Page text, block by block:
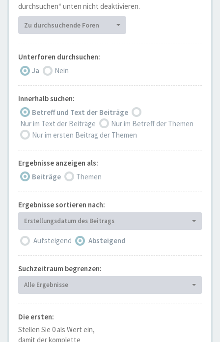
durchsuchen“ unten nicht deaktivieren.
Zu durchsuchende Foren
Unterforen durchsuchen:
Ja
Nein
Innerhalb suchen:
Betreff und Text der Beiträge
Nur im Text der Beiträge
Nur im Betreff der Themen
Nur im ersten Beitrag der Themen
Ergebnisse anzeigen als:
Beiträge
Themen
Ergebnisse sortieren nach:
Erstellungsdatum des Beitrags
Aufsteigend Absteigend
Suchzeitraum begrenzen:
Alle Ergebnisse
Die ersten:
Stellen Sie 0 als Wert ein,
damit der komplette